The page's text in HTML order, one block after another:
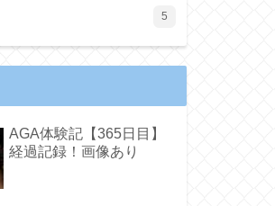
5
AGA体験記【365日目】
経過記録！画像あり